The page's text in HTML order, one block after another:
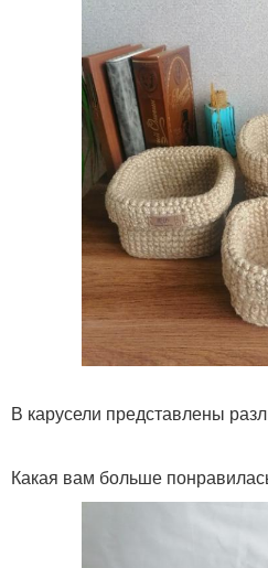
В карусели представлены
Какая вам больше